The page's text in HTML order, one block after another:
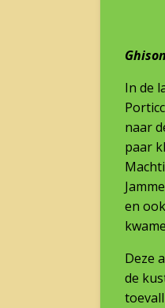
In de
naar
paar
en
Deze
de